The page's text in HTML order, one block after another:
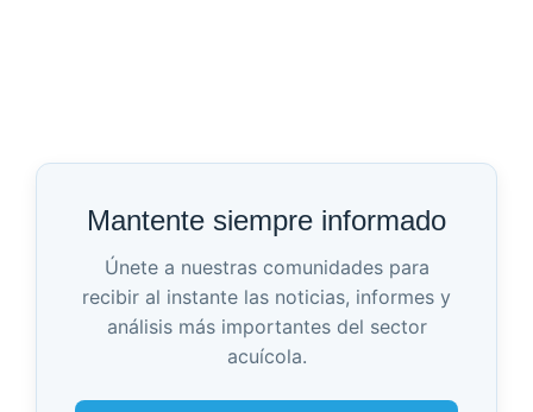
Mantente siempre informado
Únete a nuestras comunidades para
recibir al instante las noticias, informes y
análisis más importantes del sector
acuícola.